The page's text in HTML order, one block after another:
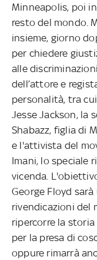
Minneapolis, poi
resto del mondo.
insieme, giorno
per chiedere
alle
dell’attore e
personalità, tra
Jesse Jackson, la
Shabazz, figlia di
e l'attivista del
Imani, lo speciale
vicenda.
George Floyd
rivendicazioni del
ripercorre la
per la presa di
oppure rimarrà